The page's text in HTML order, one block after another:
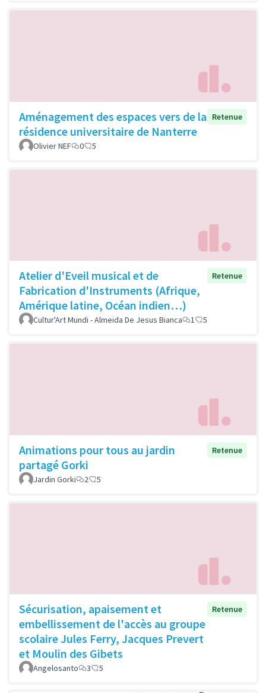
Aménagement des espaces vers de la
résidence universitaire de Nanterre
Retenue
Olivier NEF 0 5
Atelier d'Eveil musical et de
Fabrication d'Instruments (Afrique,
Amérique latine, Océan indien…)
Retenue
Cultur'Art Mundi - Almeida De Jesus Bianca 1 5
Animations pour tous au jardin
partagé Gorki
Retenue
Jardin Gorki 2 5
Sécurisation, apaisement et
embellissement de l'accès au groupe
scolaire Jules Ferry, Jacques Prevert
et Moulin des Gibets
Retenue
Angelosanto 3 5